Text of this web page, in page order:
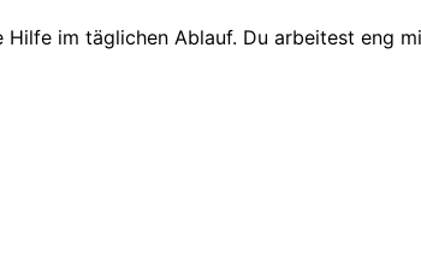
im täglichen Ablauf. Du arbeitest eng